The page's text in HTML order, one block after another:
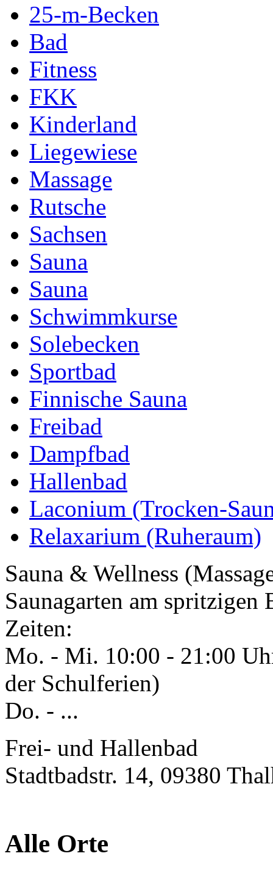
25-m-Becken
Bad
Fitness
FKK
Kinderland
Liegewiese
Massage
Rutsche
Sachsen
Sauna
Sauna
Schwimmkurse
Solebecken
Sportbad
Finnische Sauna
Freibad
Dampfbad
Hallenbad
Laconium (Trocken-
Relaxarium (Ruheraum)
Sauna & Wellness
Saunagarten am spritzigen
Zeiten:
Mo. - Mi. 10:00 - 21:00
der Schulferien)
Do. - ...
Frei- und Hallenbad
Stadtbadstr. 14, 09380
Alle Orte